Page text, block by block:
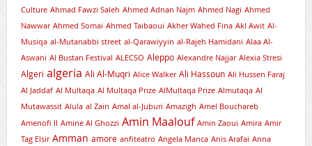
Culture Ahmad Fawzi Saleh Ahmed Adnan Najm Ahmed Nagi Ahmed
Nawwar Ahmed Somai Ahmed Taibaoui Akher Wahed Fina Akl Awit Al-
Musiqa al-Mutanabbi street al-Qarawiyyin al-Rajeh Hamidani Alaa Al-
Aswani Al Bustan Festival ALECSO Aleppo Alexandre Najjar Alexia Stresi
Algeri algeria Ali Al-Muqri Alice Walker Ali Hassoun Ali Hussen Faraj
Al Jaddaf Al Multaqa Al Multaqa Prize AlMultaqa Prize Almutaqa Al
Mutawassit Alula al Zain Amal al-Juburi Amazigh Amel Bouchareb
Amenofi II Amine Al Ghozzi Amin Maalouf Amin Zaoui Amira Amir
Tag Elsir Amman amore anfiteatro Angela Manca Anis Arafai Anna